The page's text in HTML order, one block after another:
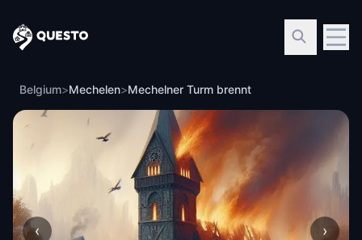
Questo
Belgium>Mechelen>Mechelner Turm brennt
‹ ›